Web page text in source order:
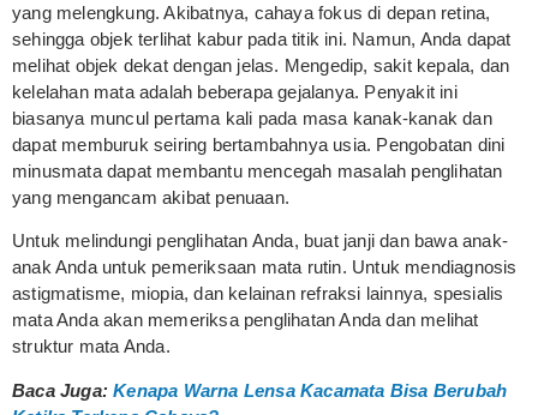
yang melengkung. Akibatnya, cahaya fokus di depan retina,
sehingga objek terlihat kabur pada titik ini. Namun, Anda dapat
melihat objek dekat dengan jelas. Mengedip, sakit kepala, dan
kelelahan mata adalah beberapa gejalanya. Penyakit ini
biasanya muncul pertama kali pada masa kanak-kanak dan
dapat memburuk seiring bertambahnya usia. Pengobatan dini
minusmata dapat membantu mencegah masalah penglihatan
yang mengancam akibat penuaan.
Untuk melindungi penglihatan Anda, buat janji dan bawa anak-
anak Anda untuk pemeriksaan mata rutin. Untuk mendiagnosis
astigmatisme, miopia, dan kelainan refraksi lainnya, spesialis
mata Anda akan memeriksa penglihatan Anda dan melihat
struktur mata Anda.
Baca Juga:Kenapa Warna Lensa Kacamata Bisa Berubah